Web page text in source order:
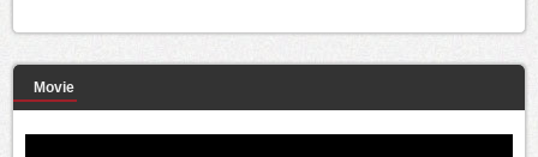
Movie